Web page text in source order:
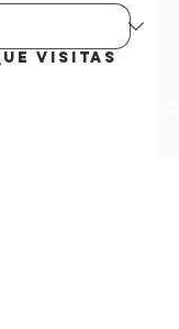
visitas